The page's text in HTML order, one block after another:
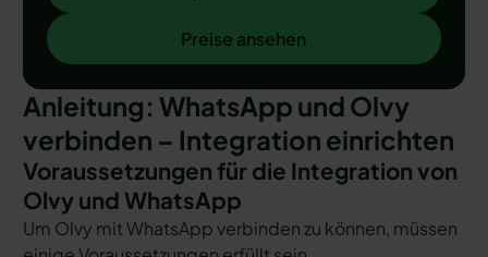
Preise ansehen
Preise ansehen
Anleitung: WhatsApp und Olvy
verbinden – Integration einrichten
Voraussetzungen für die Integration von
Olvy und WhatsApp
Um Olvy mit WhatsApp verbinden zu können, müssen